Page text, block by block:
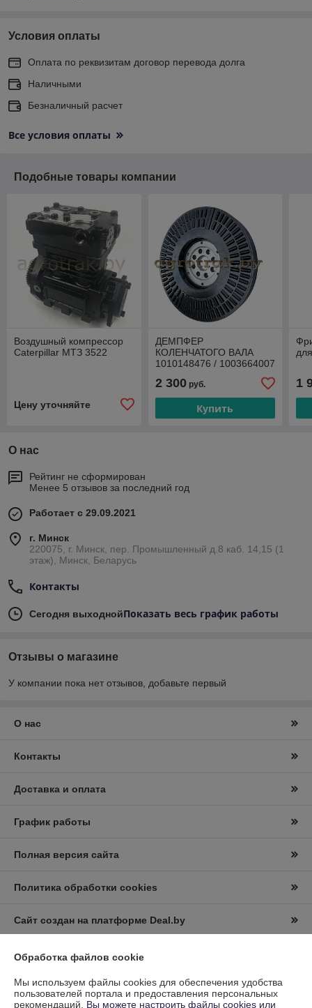
Условия оплаты
Оплата по реквизитам договор перевода долга
Наличными
Безналичный расчет
Все условия оплаты
Подобные товары компании
Воздушный компрессор
Caterpillar МТЗ 3522
Цену уточняйте
ДЕМПФЕР
КОЛЕНЧАТОГО ВАЛА
1010148476 / 1003664007
МТЗ 3522 Weichai WP10H
2 300руб.
Купить
1
О нас
Рейтинг не сформирован
Менее 5 отзывов за последний год
Работает с 29.09.2021
г. Минск
220075, г. Минск, пер. Промышленный д.8 каб. 14,15 (1
этаж), Минск, Беларусь
Контакты
Сегодня выходнойПоказать весь график работы
Отзывы о магазине
У компании пока нет отзывов, добавьте первый
О нас
Контакты
Доставка и оплата
График работы
Полная версия сайта
Политика обработки cookies
Сайт создан на платформе Deal.by
Обработка файлов cookie
Мы используем файлы cookies для обеспечения удобства
пользователей портала и предоставления персональных
рекомендаций. Вы можете настроить файлы cookies или